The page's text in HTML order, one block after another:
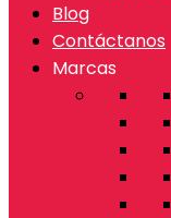
Blog
Contáctanos
Marcas